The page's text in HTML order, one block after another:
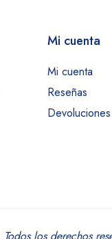
Mi cuenta
Mi cuenta
Reseñas